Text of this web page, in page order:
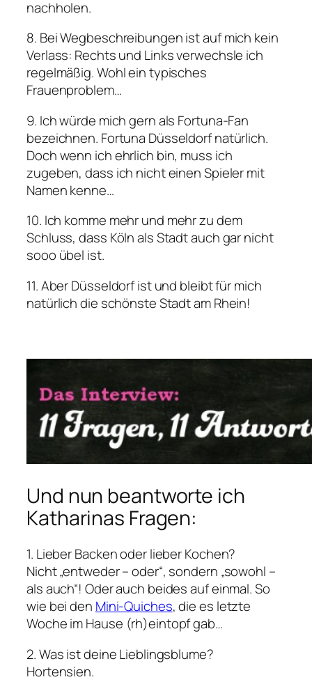
nachholen.
8. Bei Wegbeschreibungen ist auf mich kein
Verlass: Rechts und Links verwechsle ich
regelmäßig. Wohl ein typisches
Frauenproblem…
9. Ich würde mich gern als Fortuna-Fan
bezeichnen. Fortuna Düsseldorf natürlich.
Doch wenn ich ehrlich bin, muss ich
zugeben, dass ich nicht einen Spieler mit
Namen kenne…
10. Ich komme mehr und mehr zu dem
Schluss, dass Köln als Stadt auch gar nicht
sooo übel ist.
11. Aber Düsseldorf ist und bleibt für mich
natürlich die schönste Stadt am Rhein!
Und nun beantworte ich
Katharinas Fragen:
1. Lieber Backen oder lieber Kochen?
Nicht „entweder – oder“, sondern „sowohl –
als auch“! Oder auch beides auf einmal. So
wie bei den Mini-Quiches, die es letzte
Woche im Hause (rh)eintopf gab…
2. Was ist deine Lieblingsblume?
Hortensien.